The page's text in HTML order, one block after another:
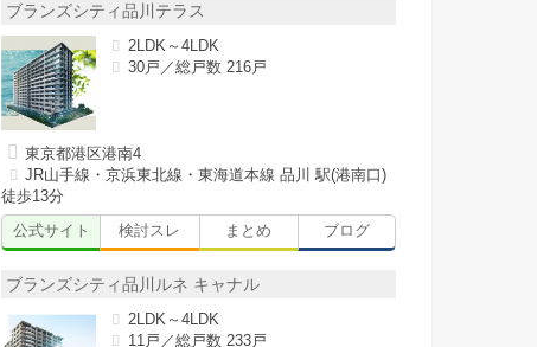
ブランズシティ品川テラス
2LDK～4LDK
30戸／総戸数 216戸
東京都港区港南4
JR山手線・京浜東北線・東海道本線 品川 駅(港南口)
徒歩13分
公式サイト
検討スレ まとめ ブログ
ブランズシティ品川ルネ キャナル
2LDK～4LDK
11戸／総戸数 233戸